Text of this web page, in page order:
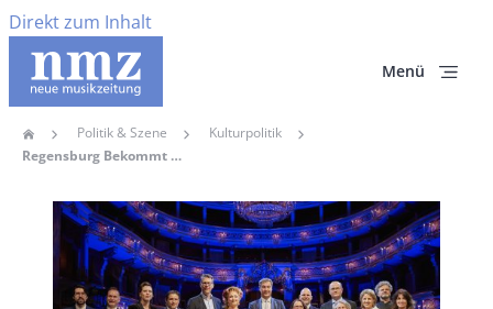
Direkt zum Inhalt
Menü
Pfadnavigation
Home Politik & Szene
Kulturpolitik
Regensburg Bekommt Ein Staatstheater – „Eine Eigene Liga“
Hauptbild